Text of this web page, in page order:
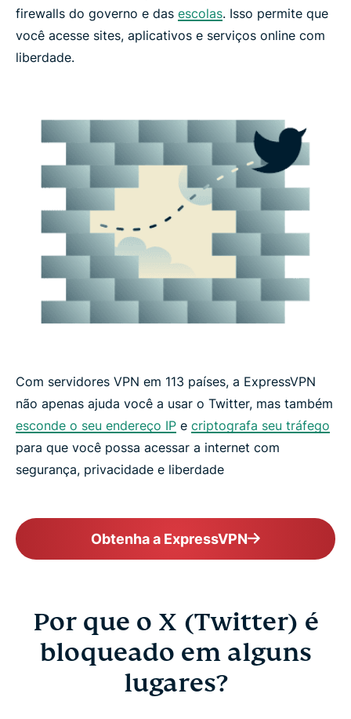
firewalls do governo e das escolas. Isso permite que
você acesse sites, aplicativos e serviços online com
liberdade.
Com servidores VPN em 113 países, a ExpressVPN
não apenas ajuda você a usar o Twitter, mas também
esconde o seu endereço IP e criptografa seu tráfego
para que você possa acessar a internet com
segurança, privacidade e liberdade
Obtenha a ExpressVPN
Por que o X (Twitter) é
bloqueado em alguns
lugares?